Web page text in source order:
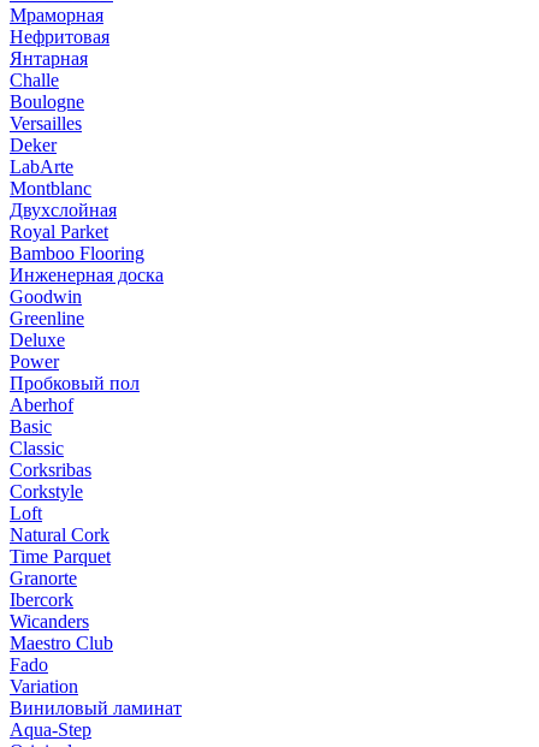
Мраморная
Нефритовая
Янтарная
Challe
Boulogne
Versailles
Deker
LabArte
Montblanc
Двухслойная
Royal Parket
Bamboo Flooring
Инженерная доска
Goodwin
Greenline
Deluxe
Power
Пробковый пол
Aberhof
Basic
Classic
Corksribas
Corkstyle
Loft
Natural Cork
Time Parquet
Granorte
Ibercork
Wicanders
Мaestro Club
Fado
Variation
Виниловый ламинат
Aqua-Step